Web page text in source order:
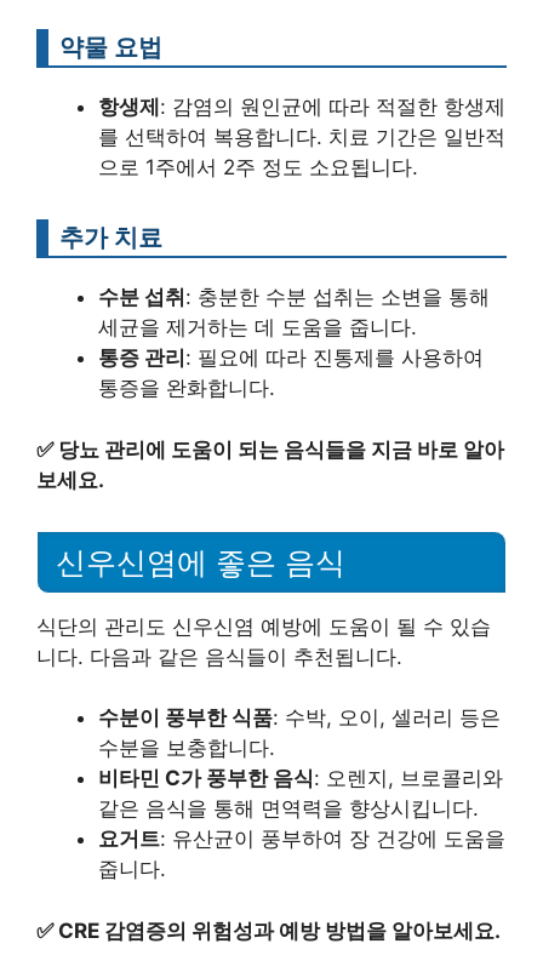
약물 요법
항생제 : 감염의 원인균에 따라 적절한 항생제
를 선택하여 복용합니다. 치료 기간은 일반적
으로 1주에서 2주 정도 소요됩니다.
추가 치료
수분 섭취 : 충분한 수분 섭취는 소변을 통해
세균을 제거하는 데 도움을 줍니다.
통증 관리 : 필요에 따라 진통제를 사용하여
통증을 완화합니다.
✅ 당뇨 관리에 도움이 되는 음식들을 지금 바로 알아
보세요.
신우신염에 좋은 음식
식단의 관리도 신우신염 예방에 도움이 될 수 있습
니다. 다음과 같은 음식들이 추천됩니다.
수분이 풍부한 식품: 수박, 오이, 셀러리 등은
수분을 보충합니다.
비타민 C가 풍부한 음식: 오렌지, 브로콜리와
같은 음식을 통해 면역력을 향상시킵니다.
요거트: 유산균이 풍부하여 장 건강에 도움을
줍니다.
✅ CRE 감염증의 위험성과 예방 방법을 알아보세요.